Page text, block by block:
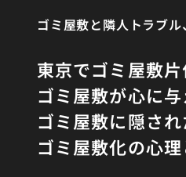
ゴミ屋敷と隣人トラブ
東京でゴミ屋敷
ゴミ屋敷が心に
ゴミ屋敷に隠さ
ゴミ屋敷化の心